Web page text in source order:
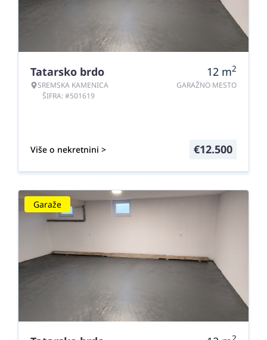
Tatarsko brdo
SREMSKA KAMENICA
ŠIFRA: #501619
12 m2
GARAŽNO MESTO
Više o nekretnini > €12.500
Garaže